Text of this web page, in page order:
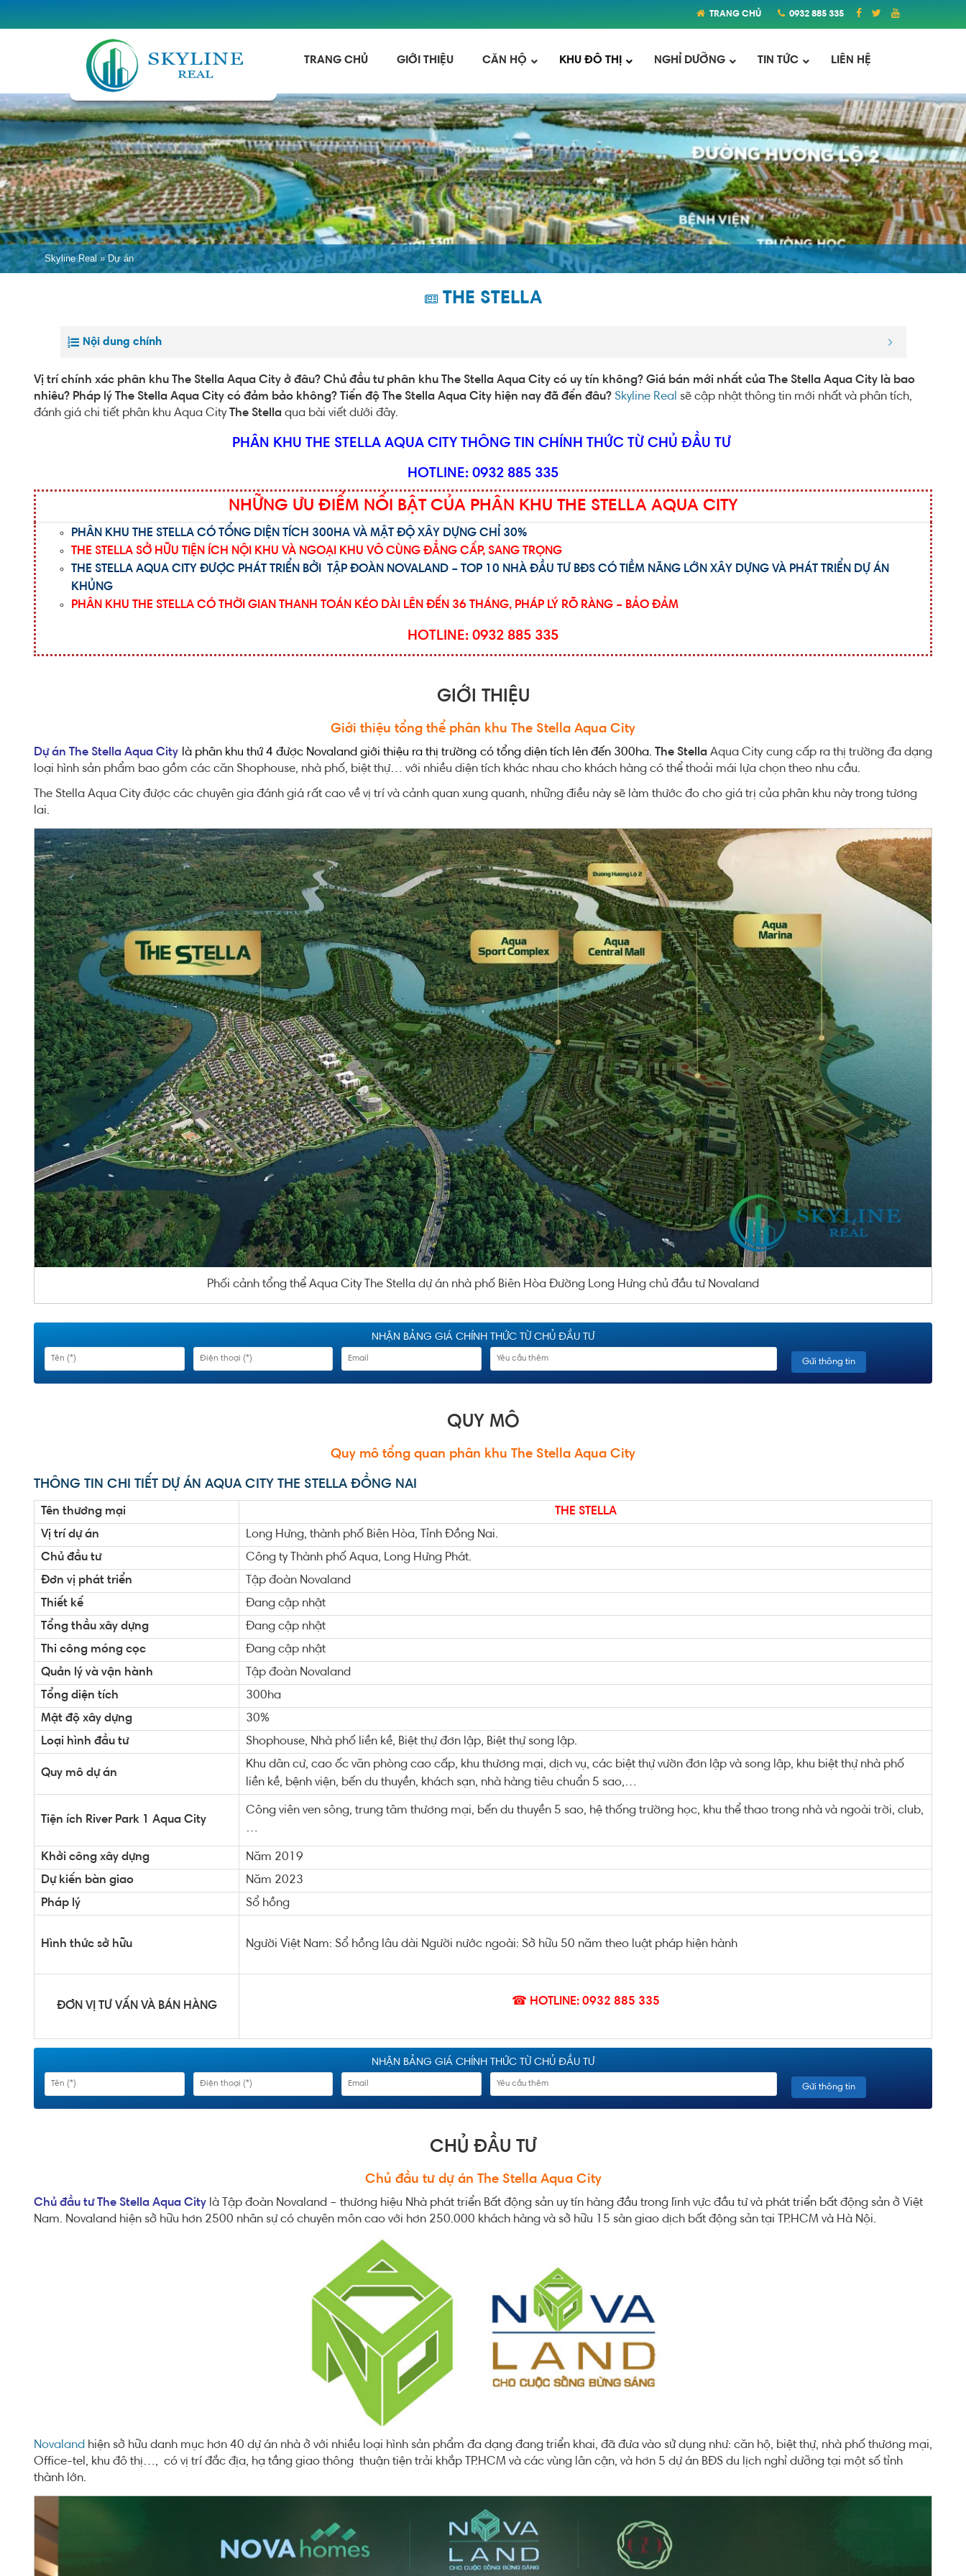
TRANG CHỦ 0932 885 335
TRANG CHỦ GIỚI THIỆU CĂN HỘ KHU ĐÔ THỊ NGHỈ DƯỠNG TIN TỨC LIÊN HỆ
Skyline Real »Dự án
THE STELLA
Nội dung chính
Vị trí chính xác phân khu The Stella Aqua City ở đâu? Chủ đầu tư phân khu The Stella Aqua City có uy tín không? Giá bán mới nhất của The Stella Aqua City là bao
nhiêu? Pháp lý The Stella Aqua City có đảm bảo không? Tiến độ The Stella Aqua City hiện nay đã đến đâu? Skyline Real sẽ cập nhật thông tin mới nhất và phân tích,
đánh giá chi tiết phân khu Aqua City
The Stella qua bài viết dưới đây.
PHÂN KHU THE STELLA AQUA CITY THÔNG TIN CHÍNH THỨC TỪ CHỦ ĐẦU TƯ
HOTLINE: 0932 885 335
NHỮNG ƯU ĐIỂM NỔI BẬT CỦA PHÂN KHU THE STELLA AQUA CITY
PHÂN KHU THE STELLA CÓ TỔNG DIỆN TÍCH 300HA VÀ MẬT ĐỘ XÂY DỰNG CHỈ 30%
THE STELLA SỞ HỮU TIỆN ÍCH NỘI KHU VÀ NGOẠI KHU VÔ CÙNG ĐẲNG CẤP, SANG TRỌNG
THE STELLA AQUA CITY ĐƯỢC PHÁT TRIỂN BỞI TẬP ĐOÀN NOVALAND – TOP 10 NHÀ ĐẦU TƯ BĐS CÓ TIỀM NĂNG LỚN XÂY DỰNG VÀ PHÁT TRIỂN DỰ ÁN
KHỦNG
PHÂN KHU THE STELLA CÓ
THỜI GIAN THANH TOÁN KÉO DÀI LÊN ĐẾN 36 THÁNG, PHÁP LÝ RÕ RÀNG – BẢO ĐẢM
HOTLINE: 0932 885 335
GIỚI THIỆU
Giới thiệu tổng thể phân khu The Stella Aqua City
Dự án The Stella Aqua City là phân khu thứ 4 được Novaland giới thiệu ra thị trường có tổng diện tích lên đến 300ha. The Stella Aqua City cung cấp ra thị trường đa dạng
loại hình sản phẩm bao gồm các căn Shophouse, nhà phố, biệt thự… với nhiều diện tích khác nhau cho khách hàng có thể thoải mái lựa chọn theo nhu cầu.
The Stella Aqua City được các chuyên gia đánh giá rất cao về vị trí và cảnh quan xung quanh, những điều này sẽ làm thước đo cho giá trị của phân khu này trong tương
lai.
Phối cảnh tổng thể Aqua City The Stella dự án nhà phố Biên Hòa Đường Long Hưng chủ đầu tư Novaland
NHẬN BẢNG GIÁ CHÍNH THỨC TỪ CHỦ ĐẦU TƯ
QUY MÔ
Quy mô tổng quan phân khu The Stella Aqua City
THÔNG TIN CHI TIẾT DỰ ÁN AQUA CITY THE STELLA ĐỒNG NAI
Tên thương mại
THE STELLA
Vị trí dự án
Long Hưng, thành phố Biên Hòa, Tỉnh Đồng Nai.
Chủ đầu tư
Công ty Thành phố Aqua, Long Hưng Phát.
Đơn vị phát triển
Tập đoàn Novaland
Thiết kế
Đang cập nhật
Tổng thầu xây dựng
Đang cập nhật
Thi công móng cọc
Đang cập nhật
Quản lý và vận hành
Tập đoàn Novaland
Tổng diện tích
300ha
Mật độ xây dựng
30%
Loại hình đầu tư
Shophouse, Nhà phố liền kề, Biệt thự đơn lập, Biệt thự song lập.
Quy mô dự án
Khu dân cư, cao ốc văn phòng cao cấp, khu thương mại, dịch vụ, các biệt thự vườn đơn lập và song lập, khu biệt thự nhà phố
liền kề, bệnh viện, bến du thuyền, khách sạn, nhà hàng tiêu chuẩn 5 sao,…
Tiện ích River Park 1 Aqua City
Công viên ven sông, trung tâm thương mại, bến du thuyền 5 sao, hệ thống trường học, khu thể thao trong nhà và ngoài trời, club,
…
Khởi công xây dựng
Năm 2019
Dự kiến bàn giao
Năm 2023
Pháp lý
Sổ hồng
Hình thức sở hữu Người Việt Nam: Sổ hồng lâu dài Người nước ngoài: Sở hữu 50 năm theo luật pháp hiện hành
ĐƠN VỊ TƯ VẤN VÀ BÁN HÀNG ☎ HOTLINE: 0932 885 335
NHẬN BẢNG GIÁ CHÍNH THỨC TỪ CHỦ ĐẦU TƯ
CHỦ ĐẦU TƯ
Chủ đầu tư dự án The Stella Aqua City
Chủ đầu tư The Stella Aqua City là Tập đoàn Novaland – thương hiệu Nhà phát triển Bất động sản uy tín hàng đầu trong lĩnh vực đầu tư và phát triển bất động sản ở Việt
Nam. Novaland hiện sở hữu hơn 2500 nhân sự có chuyên môn cao với hơn 250.000 khách hàng và sở hữu 15 sàn giao dịch bất động sản tại TP.HCM và Hà Nội.
Novaland hiện sở hữu danh mục hơn 40 dự án nhà ở với nhiều loại hình sản phẩm đa dạng đang triển khai, đã đưa vào sử dụng như: căn hộ, biệt thự, nhà phố thương mại,
Office-tel, khu đô thị…, có vị trí đắc địa, hạ tầng giao thông thuận tiện trải khắp TP.HCM và các vùng lân cận, và hơn 5 dự án BĐS du lịch nghỉ dưỡng tại một số tỉnh
thành lớn.